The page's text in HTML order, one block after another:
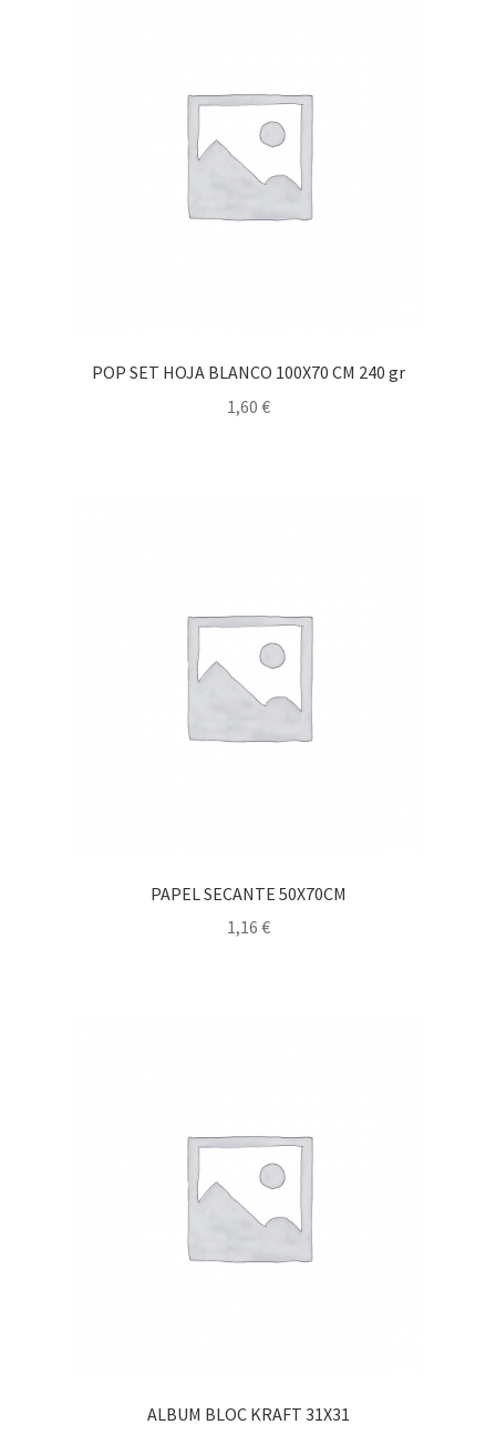
POP SET HOJA BLANCO 100X70 CM 240 gr
1,60 €
PAPEL SECANTE 50X70CM
1,16 €
ALBUM BLOC KRAFT 31X31